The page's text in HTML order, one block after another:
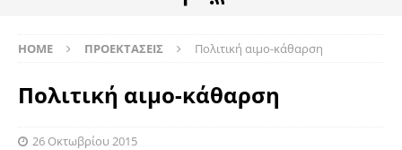
HOME ΠΡΟΕΚΤΑΣΕΙΣ Πολιτική αιμο-κάθαρση
Πολιτική αιμο-κάθαρση
26 Οκτωβρίου 2015